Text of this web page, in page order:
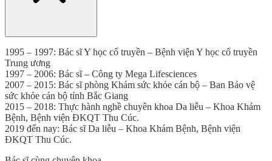
1995 – 1997: Bác sĩ Y học cổ truyền – Bệnh viện Y học cổ truyền
Trung ương
1997 – 2006: Bác sĩ – Công ty Mega Lifesciences
2007 – 2015: Bác sĩ phòng Khám sức khỏe cán bộ – Ban Bảo vệ
sức khỏe cán bộ tỉnh Bắc Giang
2015 – 2018: Thực hành nghề chuyên khoa Da liễu – Khoa Khám
Bệnh, Bệnh viện ĐKQT Thu Cúc.
2019 đến nay: Bác sĩ Da liễu – Khoa Khám Bệnh, Bệnh viện
ĐKQT Thu Cúc.